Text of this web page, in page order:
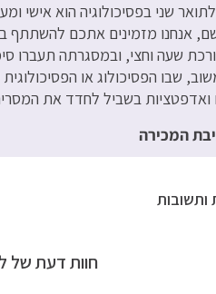
לתואר שני בפסיכולוגיה הוא אישי
אנחנו מזמינים אתכם להשתתף
שעה וחצי, ובמסגרתה תעברו
שבו הפסיכולוג או
ואדפטציות בשביל לחדד את
המכירה
ותשובות
חוות דעת של